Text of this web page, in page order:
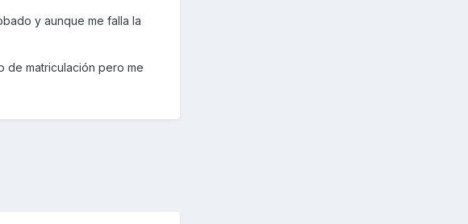
y aunque me falla la
matriculación pero me